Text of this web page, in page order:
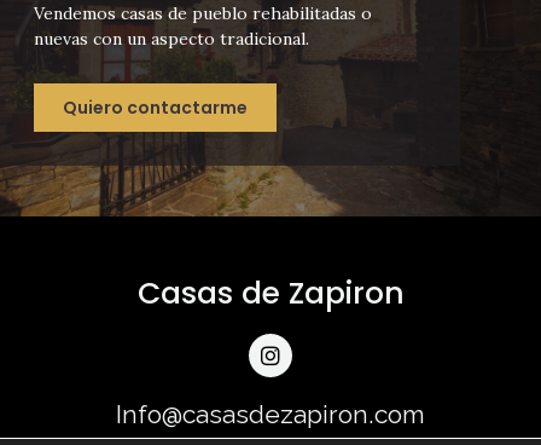
Vendemos casas de pueblo rehabilitadas o
nuevas con un aspecto tradicional.
Quiero contactarme
Casas de Zapiron
Info@casasdezapiron.com